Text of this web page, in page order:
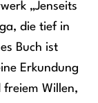
„Jenseits
die tief in
Buch ist
Erkundung
freiem Willen,